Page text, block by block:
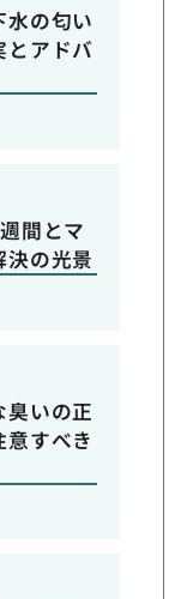
の匂い
アドバ
間とマ
決の光景
いの正
すべき